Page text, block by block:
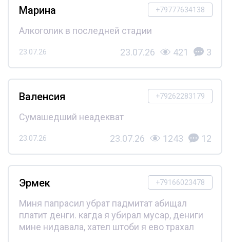
+79777634138
Марина
Алкоголик в последней стадии
23.07.26 23.07.26 421 3
+79262283179
Валенсия
Сумашедший неадекват
23.07.26 23.07.26 1243 12
+79166023478
Эрмек
Миня папрасил убрат падмитат абищал
платит денги. кагда я убирал мусар, дениги
мине нидавала, хател штоби я ево трахал